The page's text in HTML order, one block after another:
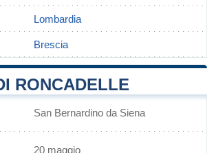
Lombardia
Brescia
RONCADELLE
San Bernardino da Siena
20 maggio